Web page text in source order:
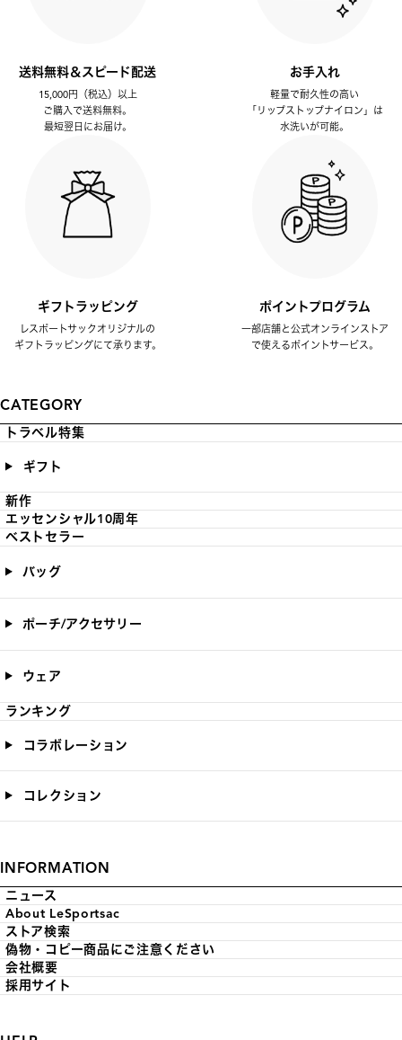
送料無料＆スピード配送
15,000円（税込）以上
ご購入で送料無料。
最短翌日にお届け。
お手入れ
軽量で耐久性の高い
「リップストップナイロン」は
水洗いが可能。
ギフトラッピング
レスポートサックオリジナルの
ギフトラッピングにて承ります。
ポイントプログラム
一部店舗と公式オンラインストア
で使えるポイントサービス。
CATEGORY
トラベル特集
ギフト
新作
エッセンシャル10周年
ベストセラー
バッグ
ポーチ/アクセサリー
ウェア
ランキング
コラボレーション
コレクション
INFORMATION
ニュース
About LeSportsac
ストア検索
偽物・コピー商品にご注意ください
会社概要
採用サイト